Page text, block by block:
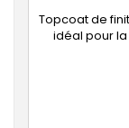
Topcoat de
idéal pour
surfaces
Protection
robuste
l'humidité. ⚙️